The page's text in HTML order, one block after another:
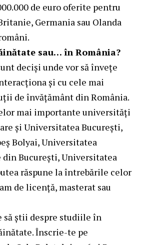
de euro oferite pentru
Germania sau Olanda
sau… în România?
deciși unde vor să învețe
și cu cele mai
de învăţământ din România.
mai importante universităţi
şi Universitatea București,
Bolyai, Universitatea
București, Universitatea
răspune la întrebările celor
de licenţă, masterat sau
să știi despre studiile în
Înscrie-te pe